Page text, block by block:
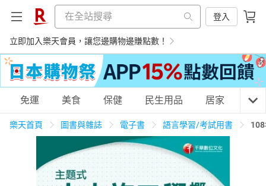
登入
立即加入樂天會員，讓您邊購物邊賺點數！
購物網分類
天天免運 美食蛋糕 養生保健
免運 美食 保健 民生用品 居家 3C
樂天首頁 圖書與雜誌 電子書 語言學習/考試用書